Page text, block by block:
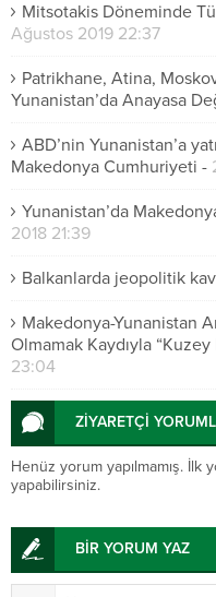
Mitsotakis Döneminde
Ağustos 2019 22:37
Patrikhane, Atina,
Yunanistan’da Anayasa
ABD’nin Yunanistan’a
Makedonya Cumhuriyeti -
Yunanistan’da
2018 21:39
Balkanlarda jeopolitik
Makedonya-Yunanistan
Olmamak Kaydıyla
23:04
ZİYARETÇİ
Henüz yorum yapılmamış. İlk
yapabilirsiniz.
BİR YORUM YAZ